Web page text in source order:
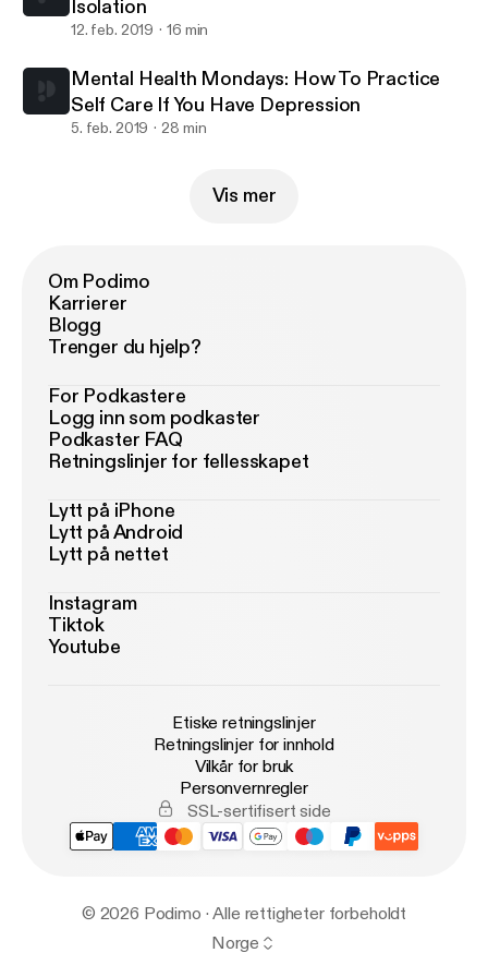
Isolation
12. feb. 2019 16 min
Mental Health Mondays: How To Practice
Self Care If You Have Depression
5. feb. 2019 28 min
Vis mer
Om Podimo
Karrierer
Blogg
Trenger du hjelp?
For Podkastere
Logg inn som podkaster
Podkaster FAQ
Retningslinjer for fellesskapet
Lytt på iPhone
Lytt på Android
Lytt på nettet
Instagram
Tiktok
Youtube
Etiske retningslinjer
Retningslinjer for innhold
Vilkår for bruk
Personvernregler
SSL-sertifisert side
© 2026 Podimo · Alle rettigheter forbeholdt
Norge